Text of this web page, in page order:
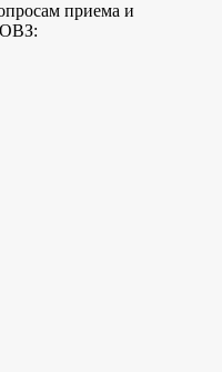
приема и
ОВЗ: